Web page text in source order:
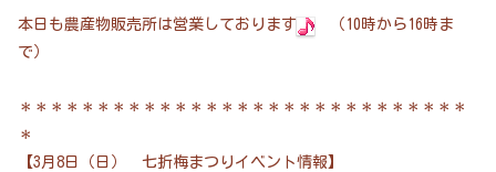
本日も農産物販売所は営業しております
（10時から16時ま
で）
＊＊＊＊＊＊＊＊＊＊＊＊＊＊＊＊＊＊＊＊＊＊＊＊＊＊＊＊＊
＊
【3月8日（日） 七折梅まつりイベント情報】